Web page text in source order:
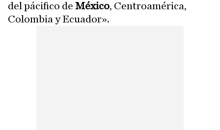
del pácifico de México, Centroamérica,
Colombia y Ecuador».